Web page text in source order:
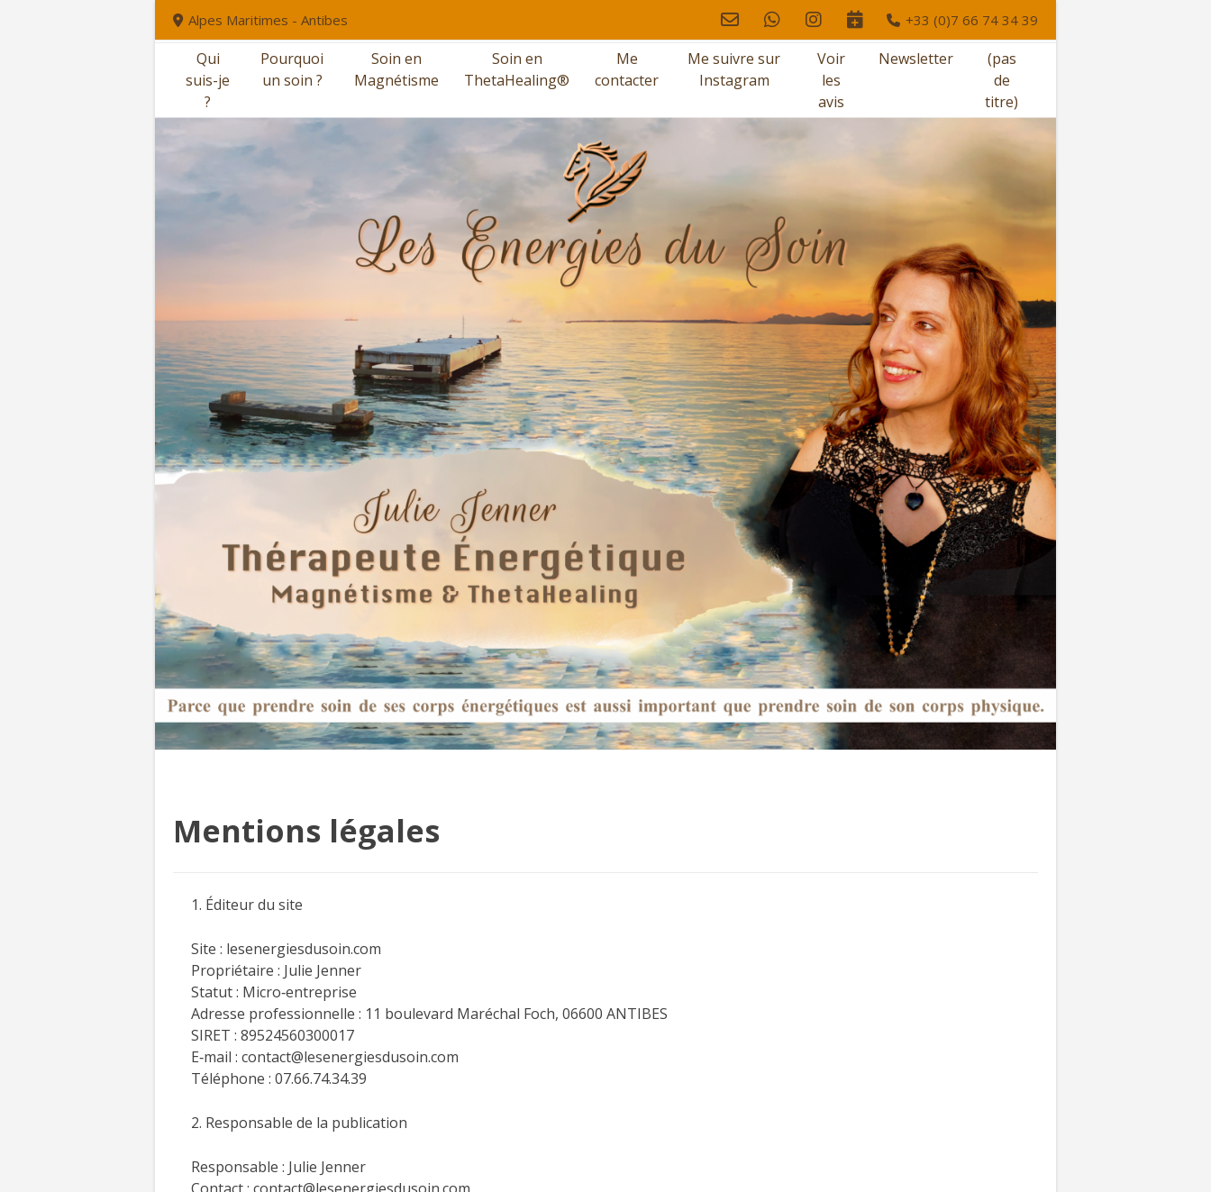
Aller
contenu
+33 (0)7 66 74 34 39
Alpes Maritimes - Antibes
Qui
suis-je
?
Pourquoi
un soin ?
Soin en
Magnétisme
Soin en
ThetaHealing®
Me
contacter
Me suivre sur
Instagram
Voir
les
avis
Newsletter
(pas
de
titre)
Mentions légales
1. Éditeur du site
Site : lesenergiesdusoin.com
Propriétaire : Julie Jenner
Statut : Micro‑entreprise
Adresse professionnelle : 11 boulevard Maréchal Foch, 06600 ANTIBES
SIRET : 89524560300017
E‑mail : contact@lesenergiesdusoin.com
Téléphone : 07.66.74.34.39
2. Responsable de la publication
Responsable : Julie Jenner